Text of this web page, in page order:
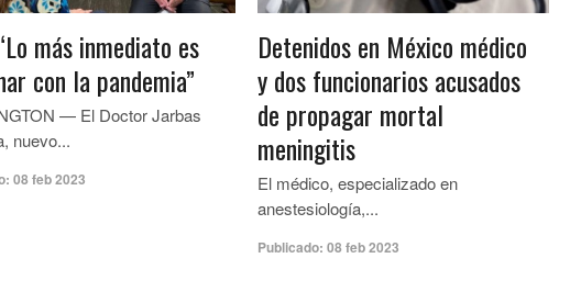
más inmediato es
con la pandemia”
— El Doctor Jarbas
nuevo...
08 feb 2023
Detenidos en México médico
y dos funcionarios acusados
de propagar mortal
meningitis
El médico, especializado en
anestesiología,...
Publicado: 08 feb 2023